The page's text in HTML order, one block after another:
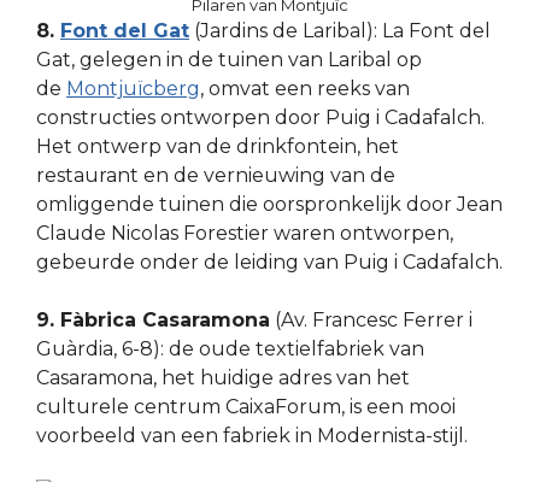
Pilaren van Montjuïc
8. Font del Gat (Jardins de Laribal): La Font del
Gat, gelegen in de tuinen van Laribal op
de Montjuïcberg, omvat een reeks van
constructies ontworpen door Puig i Cadafalch.
Het ontwerp van de drinkfontein, het
restaurant en de vernieuwing van de
omliggende tuinen die oorspronkelijk door Jean
Claude Nicolas Forestier waren ontworpen,
gebeurde onder de leiding van Puig i Cadafalch.
9. Fàbrica Casaramona (Av. Francesc Ferrer i
Guàrdia, 6-8): de oude textielfabriek van
Casaramona, het huidige adres van het
culturele centrum CaixaForum, is een mooi
voorbeeld van een fabriek in Modernista-stijl.